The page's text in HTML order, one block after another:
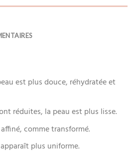
est plus douce, réhydratée et
réduites, la peau est plus lisse.
comme transformé.
plus uniforme.